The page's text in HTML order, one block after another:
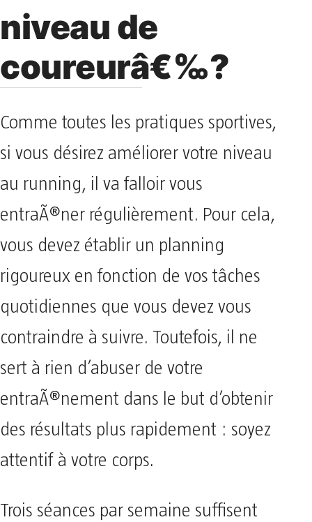
niveau de
coureurâ€‰?
Comme toutes les pratiques sportives,
si vous désirez améliorer votre niveau
au running, il va falloir vous
entraÃ®ner régulièrement. Pour cela,
vous devez établir un planning
rigoureux en fonction de vos tâches
quotidiennes que vous devez vous
contraindre à suivre. Toutefois, il ne
sert à rien d’abuser de votre
entraÃ®nement dans le but d’obtenir
des résultats plus rapidement : soyez
attentif à votre corps.
Trois séances par semaine suffisent